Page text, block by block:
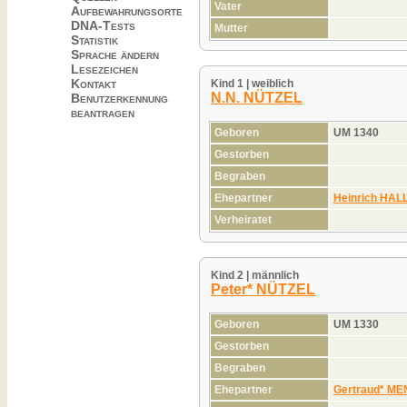
Aufbewahrungsorte
DNA-Tests
Statistik
Sprache ändern
Lesezeichen
Kontakt
Benutzerkennung
beantragen
Vater
Mutter
Kind 1 | weiblich
N.N. NÜTZEL
Geboren
UM 1340
Gestorben
Begraben
Ehepartner
Heinrich
Verheiratet
Kind 2 | männlich
Peter* NÜTZEL
Geboren
UM 1330
Gestorben
Begraben
Ehepartner
Gertraud*